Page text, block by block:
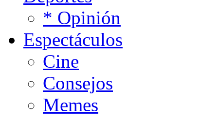
* Opinión
Espectáculos
Cine
Consejos
Memes